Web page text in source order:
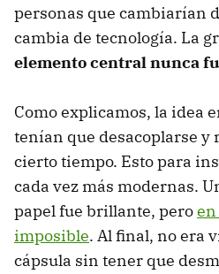
personas que cambiarían
cambia de tecnología. La
elemento central nunca
Como explicamos, la idea
tenían que desacoplarse y
cierto tiempo. Esto para
cada vez más modernas.
papel fue brillante, pero
imposible. Al final, no era
cápsula sin tener que